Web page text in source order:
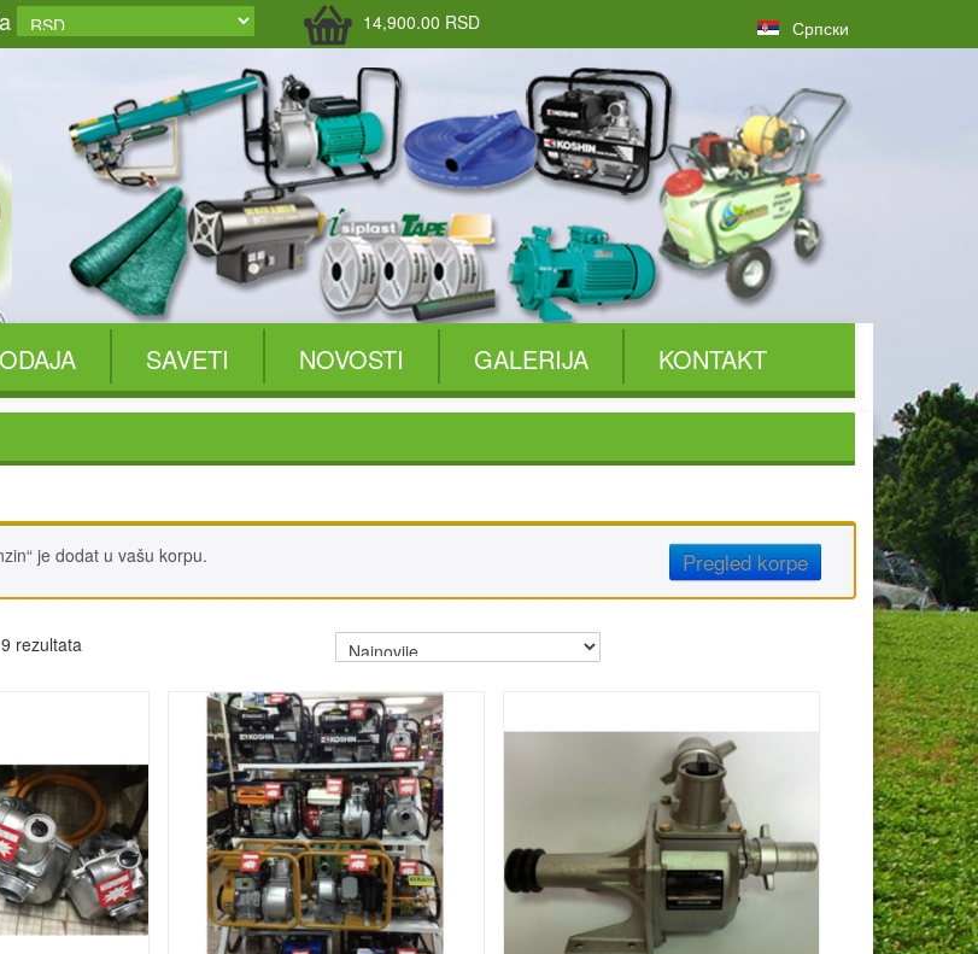
14,900.00 RSD Српски
SAVETI NOVOSTI GALERIJA KONTAKT
je dodat u vašu korpu. Pregled korpe
rezultata